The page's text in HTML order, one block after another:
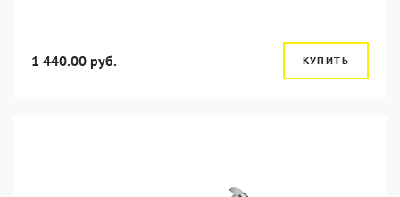
1 440.00 руб. КУПИТЬ